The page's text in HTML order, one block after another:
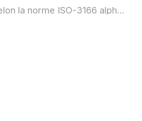
Nom de pays selon la norme ISO-3166 alpha-3